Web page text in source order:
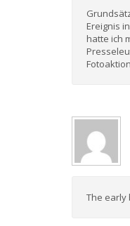
Ereignis
hatte ich
The early